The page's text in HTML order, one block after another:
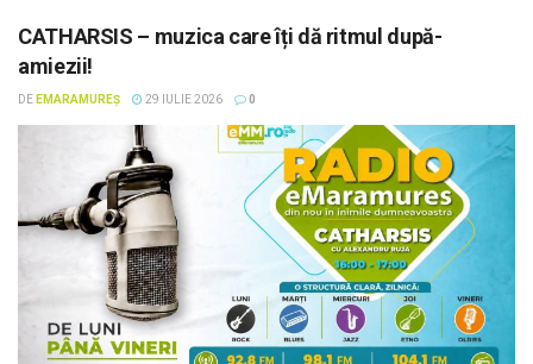
CATHARSIS – muzica care îți dă ritmul după-
amiezii!
DE EMARAMUREȘ 29 IULIE 2026 0